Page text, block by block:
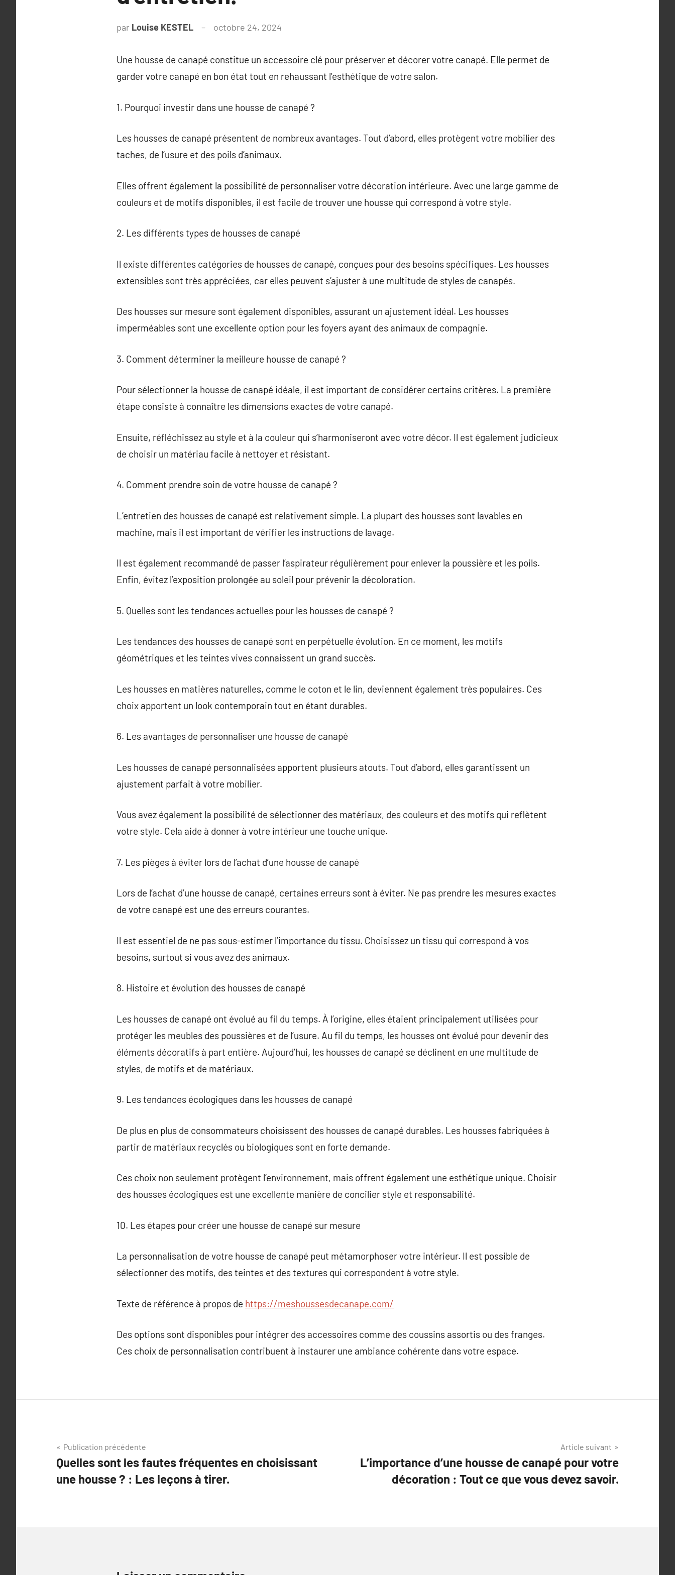
par Louise KESTEL octobre 24, 2024
Une housse de canapé constitue un accessoire clé pour préserver et décorer votre canapé. Elle permet de
garder votre canapé en bon état tout en rehaussant l’esthétique de votre salon.
1. Pourquoi investir dans une housse de canapé ?
Les housses de canapé présentent de nombreux avantages. Tout d’abord, elles protègent votre mobilier des
taches, de l’usure et des poils d’animaux.
Elles offrent également la possibilité de personnaliser votre décoration intérieure. Avec une large gamme de
couleurs et de motifs disponibles, il est facile de trouver une housse qui correspond à votre style.
2. Les différents types de housses de canapé
Il existe différentes catégories de housses de canapé, conçues pour des besoins spécifiques. Les housses
extensibles sont très appréciées, car elles peuvent s’ajuster à une multitude de styles de canapés.
Des housses sur mesure sont également disponibles, assurant un ajustement idéal. Les housses
imperméables sont une excellente option pour les foyers ayant des animaux de compagnie.
3. Comment déterminer la meilleure housse de canapé ?
Pour sélectionner la housse de canapé idéale, il est important de considérer certains critères. La première
étape consiste à connaître les dimensions exactes de votre canapé.
Ensuite, réfléchissez au style et à la couleur qui s’harmoniseront avec votre décor. Il est également judicieux
de choisir un matériau facile à nettoyer et résistant.
4. Comment prendre soin de votre housse de canapé ?
L’entretien des housses de canapé est relativement simple. La plupart des housses sont lavables en
machine, mais il est important de vérifier les instructions de lavage.
Il est également recommandé de passer l’aspirateur régulièrement pour enlever la poussière et les poils.
Enfin, évitez l’exposition prolongée au soleil pour prévenir la décoloration.
5. Quelles sont les tendances actuelles pour les housses de canapé ?
Les tendances des housses de canapé sont en perpétuelle évolution. En ce moment, les motifs
géométriques et les teintes vives connaissent un grand succès.
Les housses en matières naturelles, comme le coton et le lin, deviennent également très populaires. Ces
choix apportent un look contemporain tout en étant durables.
6. Les avantages de personnaliser une housse de canapé
Les housses de canapé personnalisées apportent plusieurs atouts. Tout d’abord, elles garantissent un
ajustement parfait à votre mobilier.
Vous avez également la possibilité de sélectionner des matériaux, des couleurs et des motifs qui reflètent
votre style. Cela aide à donner à votre intérieur une touche unique.
7. Les pièges à éviter lors de l’achat d’une housse de canapé
Lors de l’achat d’une housse de canapé, certaines erreurs sont à éviter. Ne pas prendre les mesures exactes
de votre canapé est une des erreurs courantes.
Il est essentiel de ne pas sous-estimer l’importance du tissu. Choisissez un tissu qui correspond à vos
besoins, surtout si vous avez des animaux.
8. Histoire et évolution des housses de canapé
Les housses de canapé ont évolué au fil du temps. À l’origine, elles étaient principalement utilisées pour
protéger les meubles des poussières et de l’usure. Au fil du temps, les housses ont évolué pour devenir des
éléments décoratifs à part entière. Aujourd’hui, les housses de canapé se déclinent en une multitude de
styles, de motifs et de matériaux.
9. Les tendances écologiques dans les housses de canapé
De plus en plus de consommateurs choisissent des housses de canapé durables. Les housses fabriquées à
partir de matériaux recyclés ou biologiques sont en forte demande.
Ces choix non seulement protègent l’environnement, mais offrent également une esthétique unique. Choisir
des housses écologiques est une excellente manière de concilier style et responsabilité.
10. Les étapes pour créer une housse de canapé sur mesure
La personnalisation de votre housse de canapé peut métamorphoser votre intérieur. Il est possible de
sélectionner des motifs, des teintes et des textures qui correspondent à votre style.
Texte de référence à propos de https://meshoussesdecanape.com/
Des options sont disponibles pour intégrer des accessoires comme des coussins assortis ou des franges.
Ces choix de personnalisation contribuent à instaurer une ambiance cohérente dans votre espace.
Navigation
de
l’article
Publication précédente
Quelles sont les fautes fréquentes en choisissant
une housse ? : Les leçons à tirer.
Article suivant
L’importance d’une housse de canapé pour votre
décoration : Tout ce que vous devez savoir.